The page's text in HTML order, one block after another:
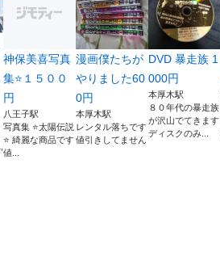
神保美喜写真
集⭐️１５００
円
八王子駅
写真集 ⭐️太陽伝説
⭐️ 綺麗な商品です
値...
漫画僕たちが
やりました60
0円
本厚木駅
レンタル落ちです
値引きしてません
DVD 暴走族 1
000円
本厚木駅
８０年代の暴走族
が沢山でてきます
ディスクのみ...